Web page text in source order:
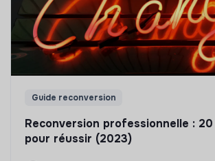
Guide reconversion
Reconversion professionnelle :
pour réussir (2023)